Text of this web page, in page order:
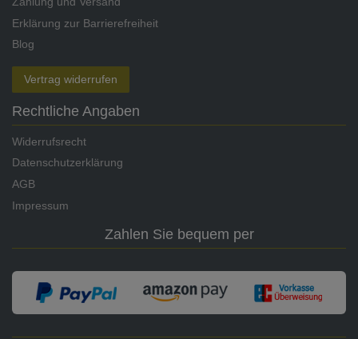
Erklärung zur Barrierefreiheit
Blog
Vertrag widerrufen
Rechtliche Angaben
Widerrufsrecht
Datenschutzerklärung
AGB
Impressum
Zahlen Sie bequem per